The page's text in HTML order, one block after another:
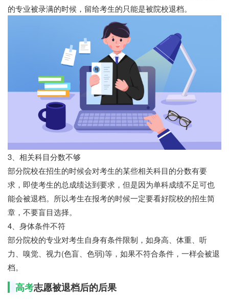
的专业被录满的时候，留给考生的只能是被院校退档。
3、相关科目分数不够
部分院校在招生的时候会对考生的某些相关科目的分数有要
求，即使考生的总成绩达到要求，但是因为单科成绩不足可也
能会被退档。所以考生在报考的时候一定要看好院校的招生简
章，不要盲目选择。
4、身体条件不符
部分院校的专业对考生自身有条件限制，如身高、体重、听
力、嗅觉、视力(色盲、色弱)等，如果不符合条件，一样会被退
档。
高考志愿被退档后的后果